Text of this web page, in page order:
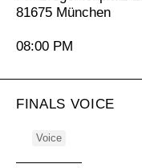
81675 München
08:00 PM
FINALS VOICE
Voice